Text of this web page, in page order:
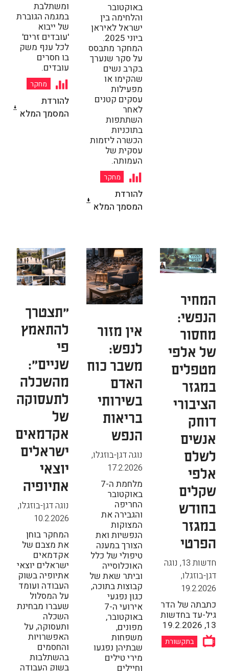
באוקטובר
והלחימה בין
ישראל לאיראן
ביוני 2025.
המחקר מתבסס
על סקר שנערך
בקרב נשים
שהקימו או
מפעילות
עסקים קטנים
לאחר
השתתפות
בתוכניות
הכשרה ליזמות
עסקית של
העמותה.
מחקר
להורדת
המסמך המלא
ומשתלבת
במגמה הגוברת
של ייבוא
'עובדים זרים'
לכל ענף משק
בו חסרים
עובדים.
מחקר
להורדת
המסמך המלא
המחיר
הנפשי:
מחסור
של אלפי
מטפלים
במגזר
הציבורי
דוחק
אנשים
לשלם
אלפי
שקלים
בחודש
במגזר
הפרטי
חדשות 13, נוגה
דגן-בוזגלו,
19.2.2026
כתבתה של הדר
גיל-עד בחדשות
13, 19.2.2026
בתקשורת
אין מזור
לנפש:
משבר כוח
האדם
בשירותי
בריאות
הנפש
נוגה דגן-בוזגלו,
17.2.2026
מלחמת ה-7
באוקטובר
החריפה
והגבירה את
המצוקות
הנפשיות ואת
הצורך במענה
טיפולי של כלל
האוכלוסייה
וביתר שאת של
קבוצות בתוכה,
כגון נפגעי
אירועי ה-7
באוקטובר,
מפונים,
משפחות
שבתיהן נפגעו
מירי טילים
וחיילים
"תצטרך
להתאמץ
פי
שניים":
מהשכלה
לתעסוקה
של
אקדמאים
ישראלים
יוצאי
אתיופיה
נוגה דגן-בוזגלו,
10.2.2026
המחקר בוחן
את מצבם של
אקדמאים
ישראלים יוצאי
אתיופיה בשוק
העבודה ועומד
על המסלול
שעברו מבחינת
השכלה
ותעסוקה, על
האפשרויות
והחסמים
בהשתלבות
בשוק העבודה